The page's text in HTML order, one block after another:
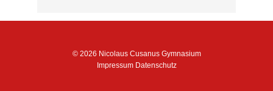
© 2026 Nicolaus Cusanus Gymnasium
Impressum Datenschutz